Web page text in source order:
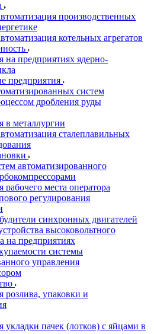
производственных
котельных агрегатов
на предприятиях ядерно-
предприятия
систем
дробления руды
в металлургии
сталеплавильных
автоматизированного
рабочего места оператора
регулирования
синхронных двигателей
высоковольтного
на предприятиях
системы
управления
розлива, упаковки и
укладки пачек (лотков) с яйцами в